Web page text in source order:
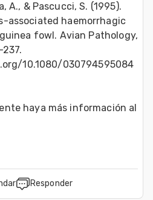
A., & Pascucci, S. (1995).
associated haemorrhagic
fowl. Avian Pathology,
10.1080/030794595084
haya más información al
Responder